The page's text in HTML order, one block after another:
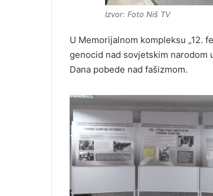
Izvor: Foto Niš TV
U Memorijalnom kompleksu „12.
genocid nad sovjetskim narodom
Dana pobede nad fašizmom.